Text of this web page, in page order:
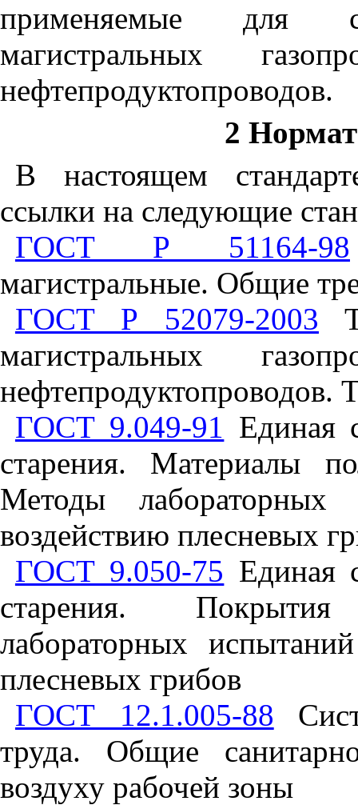
применяемые для
магистральных
нефтепродуктопроводов.
2
В настоящем
ссылки на следующие
ГОСТ Р 51164-98
магистральные. Общие
ГОСТ Р 52079-2003
магистральных
нефтепродуктопроводов.
ГОСТ 9.049-91 Единая
старения. Материалы
Методы
воздействию плесневых
ГОСТ 9.050-75 Единая
старения.
лабораторных
плесневых грибов
ГОСТ 12.1.005-88
труда. Общие
воздуху рабочей зоны